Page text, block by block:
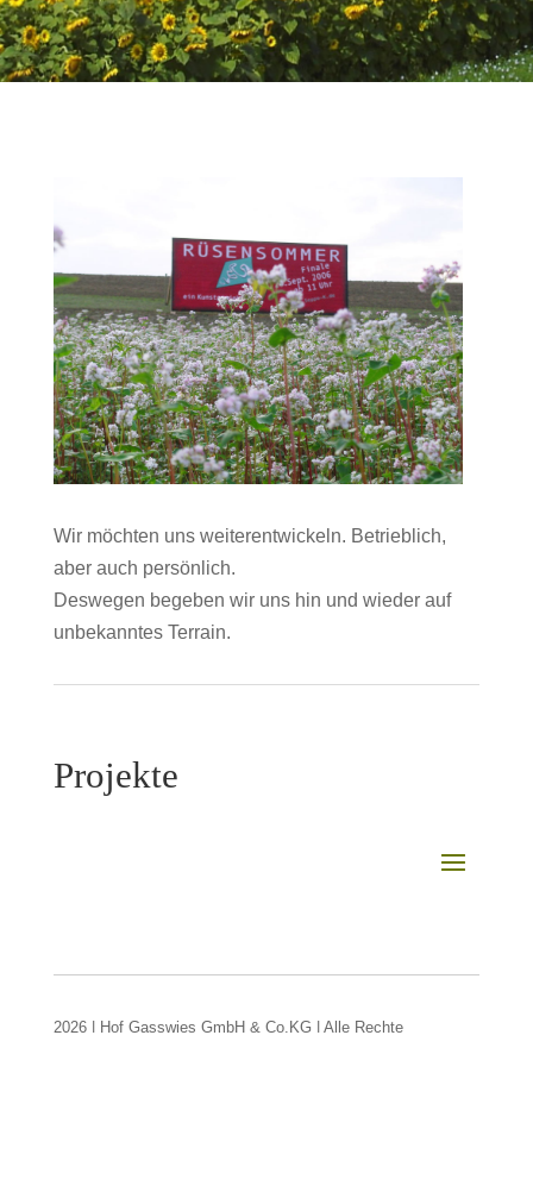
Wir möchten uns weiterentwickeln. Betrieblich,
aber auch persönlich.
Deswegen begeben wir uns hin und wieder auf
unbekanntes Terrain.
Projekte
2026 | Hof Gasswies GmbH & Co.KG | Alle Rechte